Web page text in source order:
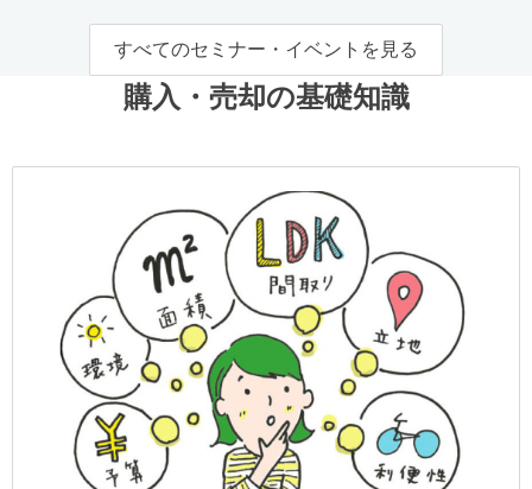
すべてのセミナー・イベントを見る
購入・売却の基礎知識